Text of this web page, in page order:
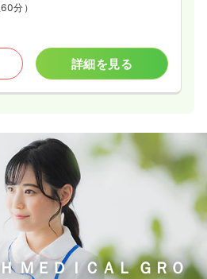
分）
詳細を見る
ＭＥＤＩＣＡＬ ＧＲＯ